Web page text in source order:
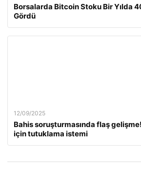
Borsalarda Bitcoin Stoku Bir Yılda
Gördü
12/09/2025
Bahis soruşturmasında flaş
için tutuklama istemi